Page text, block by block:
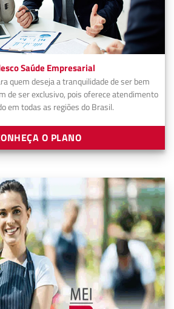
Saúde Empresarial
quem deseja a tranquilidade de ser bem
de ser exclusivo, pois oferece atendimento
em todas as regiões do Brasil.
O PLANO